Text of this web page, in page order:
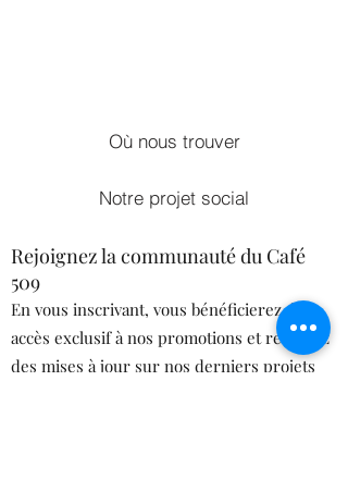
Où nous trouver
Notre projet social
Rejoignez la communauté du Café
509
En vous inscrivant, vous bénéficierez d'un
accès exclusif à nos promotions et recevrez
des mises à jour sur nos derniers projets